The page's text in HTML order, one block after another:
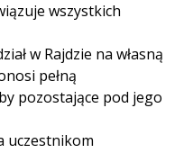
wszystkich
w Rajdzie na własną
pełną
pozostające pod jego
uczestnikom